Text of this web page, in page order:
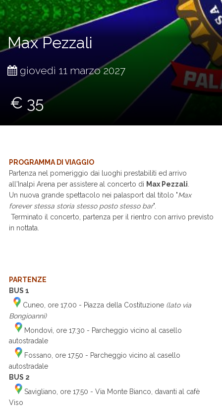
Max Pezzali
giovedì 11 marzo 2027
€ 35
PROGRAMMA DI VIAGGIO
Partenza nel pomeriggio dai luoghi prestabiliti ed arrivo
all'Inalpi Arena per assistere al concerto di Max Pezzali
Un nuova grande spettacolo nei palasport dal titolo "Max
forever stessa storia stesso posto stesso bar".
Terminato il concerto, partenza per il rientro con arrivo previsto
in nottata.
PARTENZE
BUS 1
Cuneo, ore 17.00 - Piazza della Costituzione (lato via
Bongioanni)
Mondovì, ore 17.30 - Parcheggio vicino al casello
autostradale
Fossano, ore 17.50 - Parcheggio vicino al casello
autostradale
BUS 2
Savigliano, ore 17.50 - Via Monte Bianco, davanti al cafè
Viso